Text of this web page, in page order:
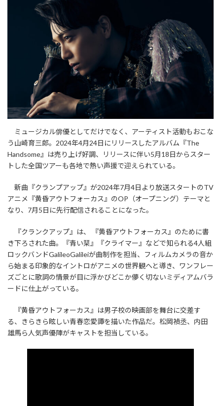
ミュージカル俳優としてだけでなく、アーティスト活動もおこな
う山崎育三郎。2024年4月24日にリリースしたアルバム『The
Handsome』は売り上げ好調、リリースに伴い5月18日からスター
トした全国ツアーも各地で熱い声援で迎えられている。
新曲『クランプアップ』が2024年7月4日より放送スタートのTV
アニメ『黄昏アウトフォーカス』のOP（オープニング）テーマと
なり、7月5日に先行配信されることになった。
『クランクアップ』は、 『黄昏アウトフォーカス』のために書
き下ろされた曲。『青い栞』『クライマー』などで知られる4人組
ロックバンドGalileoGalileiが曲制作を担当、フィルムカメラの音か
ら始まる印象的なイントロがアニメの世界観へと導き、ワンフレー
ズごとに歌詞の情景が目に浮かびどこか儚く切ないミディアムバラ
ードに仕上がっている。
『黄昏アウトフォーカス』は男子校の映画部を舞台に交差す
る、きらきら眩しい青春恋愛譚を描いた作品だ。松岡禎丞、内田
雄馬ら人気声優陣がキャストを担当している。